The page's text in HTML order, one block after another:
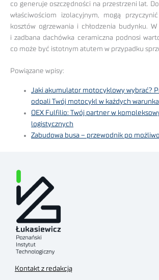
co generuje oszczędności na przestrzeni lat.
właściwościom izolacyjnym, mogą
kosztów ogrzewania i chłodzenia budynku.
i zadbana dachówka ceramiczna podnosi
co może być istotnym atutem w przypadku
Powiązane wpisy:
Jaki akumulator motocyklowy wybrać?
odpali Twój motocykl w każdych
OEX Fulfilio: Twój partner w
logistycznych
Zabudowa busa – przewodnik po
Kontakt z redakcją